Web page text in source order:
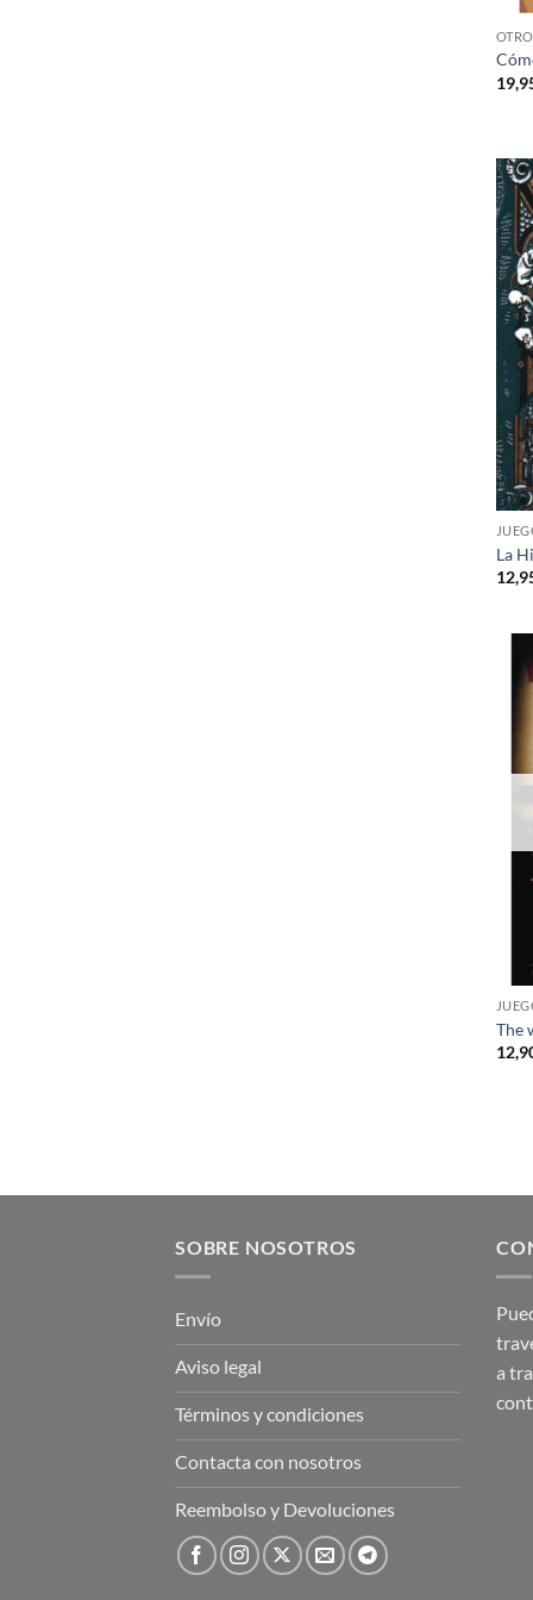
La
The
SOBRE NOSOTROS
Envío
Aviso legal
Términos y condiciones
Contacta con nosotros
Reembolso y Devoluciones
a